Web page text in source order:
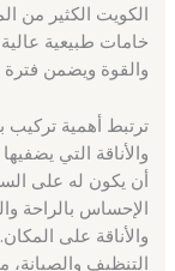
الكويت الكثير من
خامات طبيعية
والقوة ويضمن
ترتبط أهمية تركيب
والأناقة التي
أن يكون له على
الإحساس بالراحة
والأناقة على
التنظيف والصيانة،